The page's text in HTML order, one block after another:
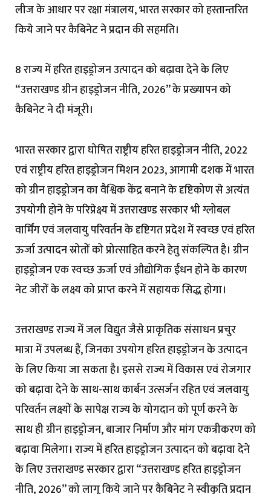
लीज के आधार पर रक्षा मंत्रालय, भारत सरकार को हस्तान्तरित
किये जाने पर कैबिनेट ने प्रदान की सहमति।
8 राज्य में हरित हाइड्रोजन उत्पादन को बढ़ावा देने के लिए
“उत्तराखण्ड ग्रीन हाइड्रोजन नीति, 2026” के प्रख्यापन को
कैबिनेट ने दी मंजूरी।
भारत सरकार द्वारा घोषित राष्ट्रीय हरित हाइड्रोजन नीति, 2022
एवं राष्ट्रीय हरित हाइड्रोजन मिशन 2023, आगामी दशक में भारत
को ग्रीन हाइड्रोजन का वैश्विक केंद्र बनाने के दृष्टिकोण से अत्यंत
उपयोगी होने के परिप्रेक्ष्य में उत्तराखण्ड सरकार भी ग्लोबल
वार्मिंग एवं जलवायु परिवर्तन के दृष्टिगत प्रदेश में स्वच्छ एवं हरित
ऊर्जा उत्पादन स्रोतों को प्रोत्साहित करने हेतु संकल्पित है। ग्रीन
हाइड्रोजन एक स्वच्छ ऊर्जा एवं औद्योगिक ईंधन होने के कारण
नेट जीरों के लक्ष्य को प्राप्त करने में सहायक सिद्ध होगा।
उत्तराखण्ड राज्य में जल विद्युत जैसे प्राकृतिक संसाधन प्रचुर
मात्रा में उपलब्ध हैं, जिनका उपयोग हरित हाइड्रोजन के उत्पादन
के लिए किया जा सकता है। इससे राज्य में विकास एवं रोजगार
को बढ़ावा देने के साथ-साथ कार्बन उत्सर्जन रहित एवं जलवायु
परिवर्तन लक्ष्यों के सापेक्ष राज्य के योगदान को पूर्ण करने के
साथ ही ग्रीन हाइड्रोजन, बाजार निर्माण और मांग एकत्रीकरण को
बढ़ावा मिलेगा। राज्य में हरित हाइड्रोजन उत्पादन को बढ़ावा देने
के लिए उत्तराखण्ड सरकार द्वारा “उत्तराखण्ड हरित हाइड्रोजन
नीति, 2026” को लागू किये जाने पर कैबिनेट ने स्वीकृति प्रदान